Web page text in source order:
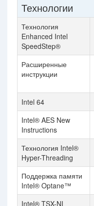
Технологии
Технология
Enhanced Intel
SpeedStep®
Расширенные
инструкции
Intel 64
Intel® AES New
Instructions
Технология Intel®
Hyper-Threading
Поддержка памяти
Intel® Optane™
Intel® TSX-NI